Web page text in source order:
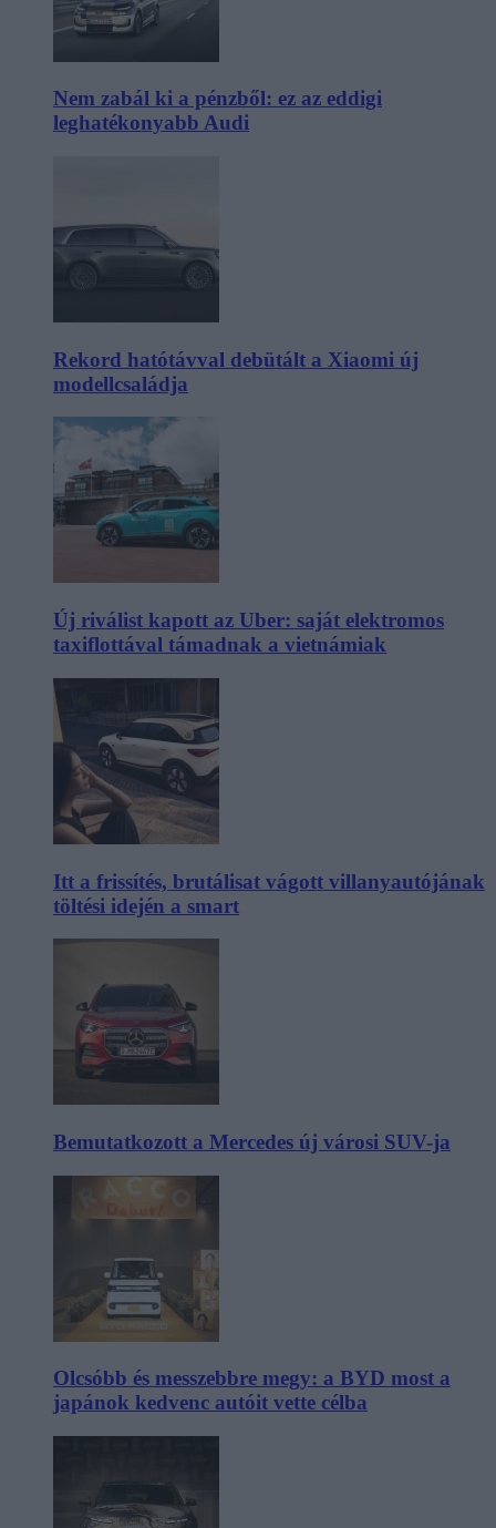
Nem zabál ki a pénzből: ez az eddigi
leghatékonyabb Audi
Rekord hatótávval debütált a Xiaomi új
modellcsaládja
Új riválist kapott az Uber: saját elektromos
taxiflottával támadnak a vietnámiak
Itt a frissítés, brutálisat vágott villanyautójának
töltési idején a smart
Bemutatkozott a Mercedes új városi SUV-ja
Olcsóbb és messzebbre megy: a BYD most a
japánok kedvenc autóit vette célba